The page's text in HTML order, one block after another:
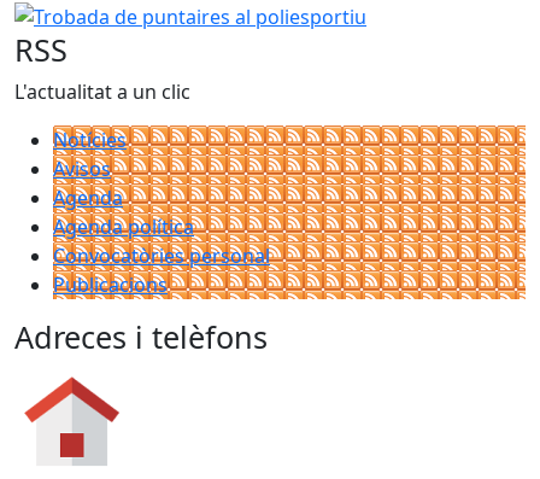
RSS
L'actualitat a un clic
Notícies
Avisos
Agenda
Agenda política
Convocatòries personal
Publicacions
Adreces i telèfons